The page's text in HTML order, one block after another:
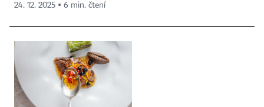
24. 12. 2025 ▪ 6 min. čtení